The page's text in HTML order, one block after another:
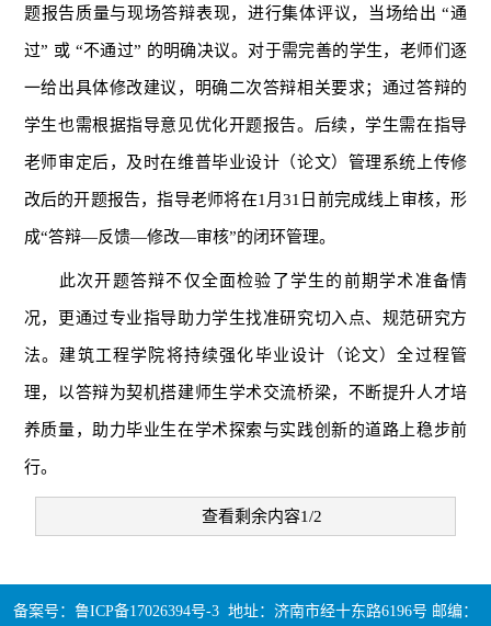
题报告质量与现场答辩表现，进行集体评议，当场给出 “通
过” 或 “不通过” 的明确决议。对于需完善的学生，老师们逐
一给出具体修改建议，明确二次答辩相关要求；通过答辩的
学生也需根据指导意见优化开题报告。后续，学生需在指导
老师审定后，及时在维普毕业设计（论文）管理系统上传修
改后的开题报告，指导老师将在1月31日前完成线上审核，形
成“答辩—反馈—修改—审核”的闭环管理。
此次开题答辩不仅全面检验了学生的前期学术准备情
况，更通过专业指导助力学生找准研究切入点、规范研究方
法。建筑工程学院将持续强化毕业设计（论文）全过程管
理，以答辩为契机搭建师生学术交流桥梁，不断提升人才培
养质量，助力毕业生在学术探索与实践创新的道路上稳步前
行。
查看剩余内容1/2
备案号：鲁ICP备17026394号-3 地址：济南市经十东路6196号 邮编：